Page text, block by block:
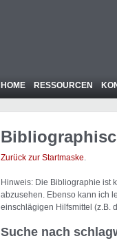
HOME RESSOURCEN
Zurück zur Startmaske.
Hinweis: Die Bibliographie ist
abzusehen. Ebenso kann ich
einschlägigen Hilfsmittel (z.B.
Suche nach